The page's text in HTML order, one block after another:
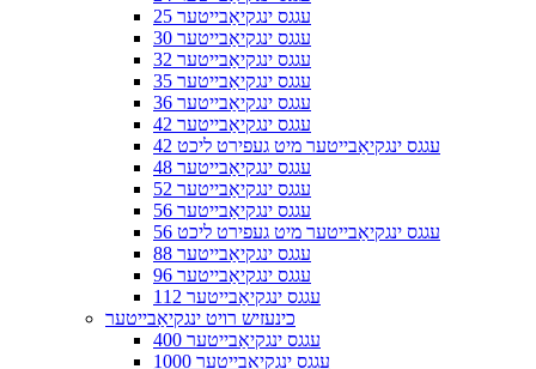
25 עגגס ינגקיאַבייטער
30 עגגס ינגקיאַבייטער
32 עגגס ינגקיאַבייטער
35 עגגס ינגקיאַבייטער
36 עגגס ינגקיאַבייטער
42 עגגס ינגקיאַבייטער
42 עגגס ינגקיאַבייטער מיט געפירט ליכט
48 עגגס ינגקיאַבייטער
52 עגגס ינגקיאַבייטער
56 עגגס ינגקיאַבייטער
56 עגגס ינגקיאַבייטער מיט געפירט ליכט
88 עגגס ינגקיאַבייטער
96 עגגס ינגקיאַבייטער
112 עגגס ינגקיאַבייטער
כינעזיש רויט ינגקיאַבייטער
400 עגגס ינגקיאַבייטער
1000 עגגס ינגקיאַבייטער